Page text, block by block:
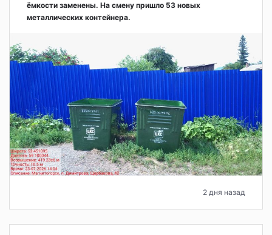
ёмкости заменены. На смену пришло 53 новых
металлических контейнера.
2 дня назад